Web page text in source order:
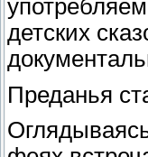
детских
Преданья